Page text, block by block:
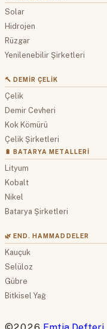
Solar
Hidrojen
Rüzgar
Yenilenebilir Şirketleri
🔨 DEMIR ÇELIK
Çelik
Demir Cevheri
Kok Kömürü
Çelik Şirketleri
🔋 BATARYA METALLERI
Lityum
Kobalt
Nikel
Batarya Şirketleri
🌿 END. HAMMADDELER
Kauçuk
Selüloz
Gübre
Bitkisel Yağ